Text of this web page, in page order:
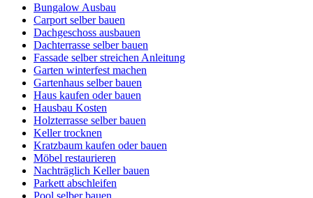
Bungalow Ausbau
Carport selber bauen
Dachgeschoss ausbauen
Dachterrasse selber bauen
Fassade selber streichen Anleitung
Garten winterfest machen
Gartenhaus selber bauen
Haus kaufen oder bauen
Hausbau Kosten
Holzterrasse selber bauen
Keller trocknen
Kratzbaum kaufen oder bauen
Möbel restaurieren
Nachträglich Keller bauen
Parkett abschleifen
Pool selber bauen